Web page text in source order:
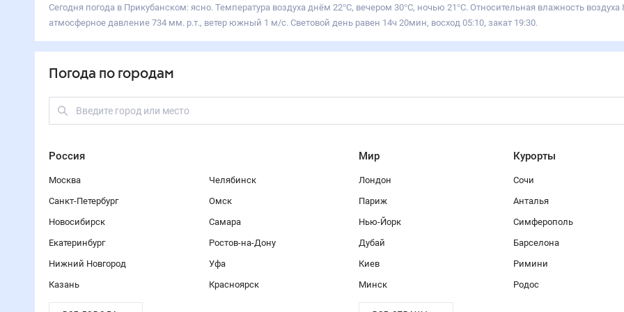
Сегодня погода в Прикубанском: ясно. Температура воздуха днём 22°С, вечером 30°С, ночью 21°С. Относительная влажность воздуха
атмосферное давление 734 мм. р.т., ветер южный 1 м/с. Световой день равен 14ч 20мин, восход 05:10, закат 19:30.
Погода по городам
Россия
Москва
Санкт-Петербург
Новосибирск
Екатеринбург
Нижний Новгород
Казань
Челябинск
Омск
Самара
Ростов-на-Дону
Уфа
Красноярск
Мир
Лондон
Париж
Нью-Йорк
Дубай
Киев
Минск
Курорты
Сочи
Анталья
Симферополь
Барселона
Римини
Родос